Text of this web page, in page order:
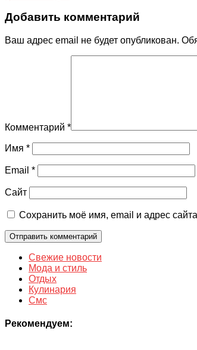
Добавить комментарий
Ваш адрес email не будет опубликован.
Комментарий *
Имя *
Email *
Сайт
Сохранить моё имя, email и адрес
Свежие новости
Мода и стиль
Отдых
Кулинария
Смс
Рекомендуем: